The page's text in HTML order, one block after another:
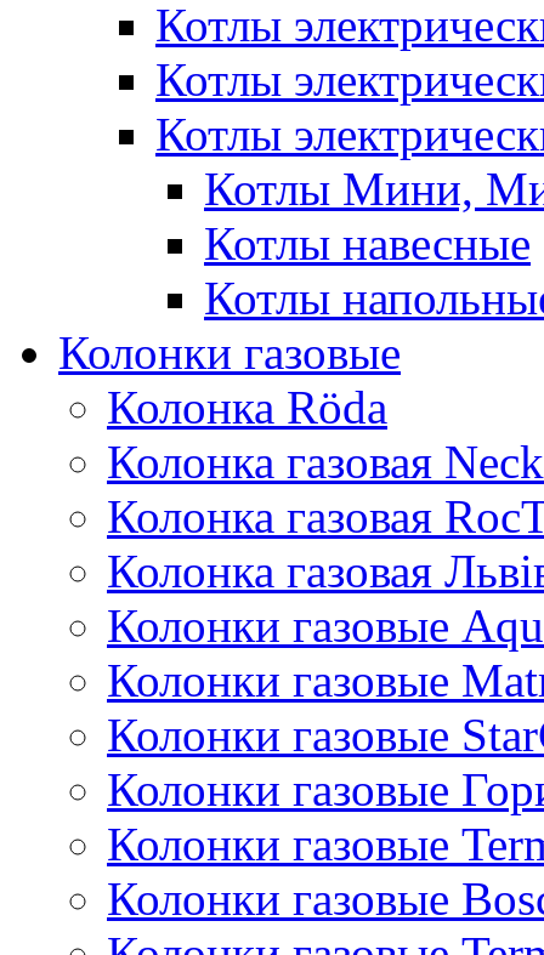
Котлы
Котлы
Котлы
Котлы Мини,
Котлы навесные
Котлы
Колонки газовые
Колонка Rӧda
Колонка газовая
Колонка газовая
Колонка газовая
Колонки газовые
Колонки газовые
Колонки газовые
Колонки газовые
Колонки газовые
Колонки газовые